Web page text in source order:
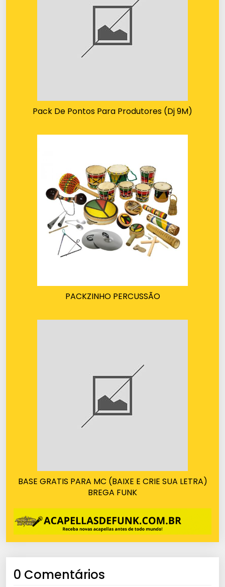
Pack De Pontos Para Produtores (Dj 9M)
PACKZINHO PERCUSSÃO
BASE GRATIS PARA MC (BAIXE E CRIE SUA LETRA)
BREGA FUNK
0 Comentários